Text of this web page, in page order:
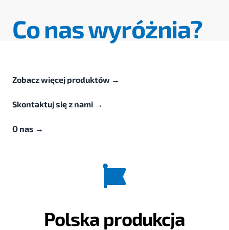
Co nas wyróżnia?
Zobacz więcej produktów →
Skontaktuj się z nami →
O nas →
Polska produkcja